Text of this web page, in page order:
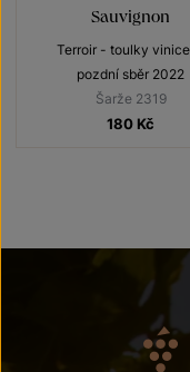
Sauvignon
Terroir - toulky
pozdní sběr 2022
Šarže 2319
180 Kč